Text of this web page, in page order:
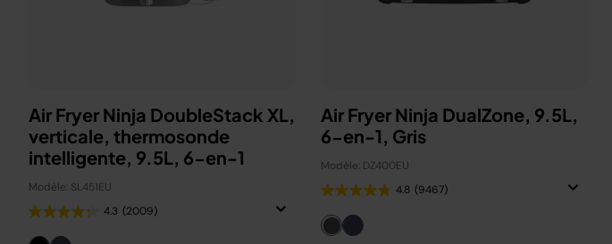
Air Fryer Ninja DoubleStack XL,
verticale, thermosonde
intelligente, 9.5L, 6-en-1
Modèle: SL451EU
4.3 (2009)
Air Fryer Ninja DualZone, 9.5L,
6-en-1, Gris
Modèle: DZ400EU
4.8 (9467)